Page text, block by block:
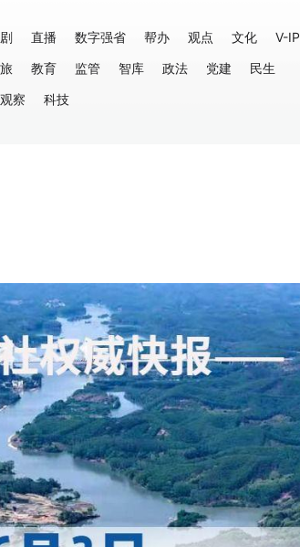
直播 数字强省 帮办 观点 文化
V-IP
教育 监管 智库 政法 党建
民生
观察
科技